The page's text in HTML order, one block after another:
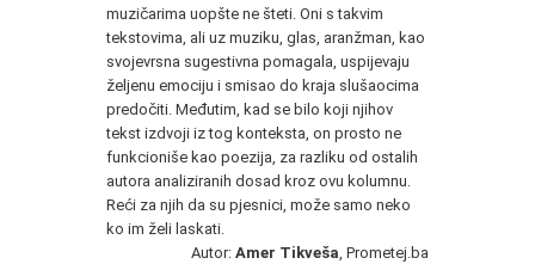
muzičarima uopšte ne šteti. Oni s takvim
tekstovima, ali uz muziku, glas, aranžman, kao
svojevrsna sugestivna pomagala, uspijevaju
željenu emociju i smisao do kraja slušaocima
predočiti. Međutim, kad se bilo koji njihov
tekst izdvoji iz tog konteksta, on prosto ne
funkcioniše kao poezija, za razliku od ostalih
autora analiziranih dosad kroz ovu kolumnu.
Reći za njih da su pjesnici, može samo neko
ko im želi laskati.
Autor: Amer Tikveša , Prometej.ba